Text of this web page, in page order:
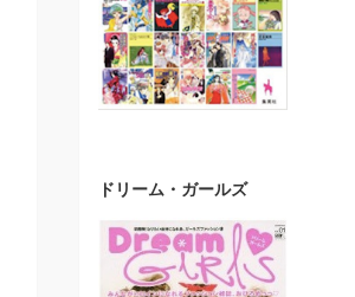
ドリーム・ガールズ